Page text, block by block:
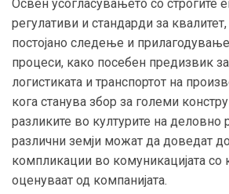
Освен усогласувањето со строгите
регулативи и стандарди за
постојано следење и
процеси, како посебен предизвик
логистиката и транспортот на
кога станува збор за големи
разликите во културите на деловно
различни земји можат да доведат
компликации во комуникацијата со
оценуваат од компанијата.